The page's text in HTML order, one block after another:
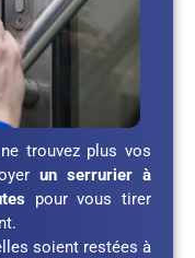
trouvez plus vos
un serrurier à
pour vous tirer
soient restées à